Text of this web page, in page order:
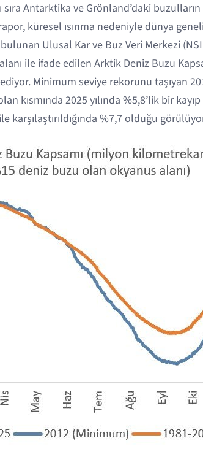
sıra Antarktika ve Grönland’daki
küresel ısınma nedeniyle dünya
bulunan Ulusal Kar ve Buz Veri Merkezi
ile ifade edilen Arktik Deniz Buzu
Minimum seviye rekorunu taşıyan
kısmında 2025 yılında %5,8’lik bir
karşılaştırıldığında %7,7 olduğu